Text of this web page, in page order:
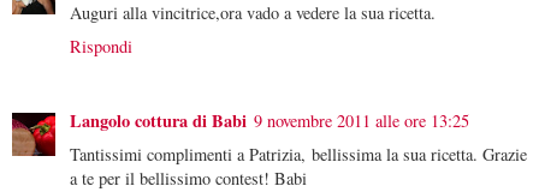
Auguri alla vincitrice,ora vado a vedere la sua ricetta.
Rispondi
Langolo cottura di Babi 9 novembre 2011 alle ore 13:25
Tantissimi complimenti a Patrizia, bellissima la sua ricetta. Grazie
a te per il bellissimo contest! Babi